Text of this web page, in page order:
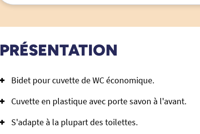
PRÉSENTATION
Bidet pour cuvette de WC économique.
Cuvette en plastique avec porte savon à l'avant.
S'adapte à la plupart des toilettes.